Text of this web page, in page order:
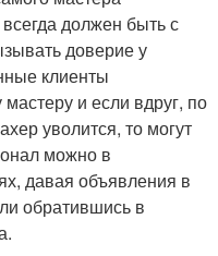
должен быть с
доверие у
клиенты
и если вдруг, по
уволится, то могут
можно в
давая объявления в
обратившись в